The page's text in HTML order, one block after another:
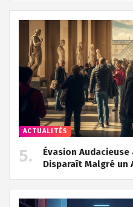
ACTUALITÉS
Évasion
Disparaît Malgré un